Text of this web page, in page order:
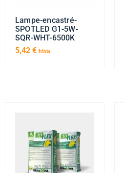
Lampe-encastré-
SPOTLED G1-5W-
SQR-WHT-6500K
5,42 € htva